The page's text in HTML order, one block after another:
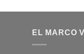
EL MARCO